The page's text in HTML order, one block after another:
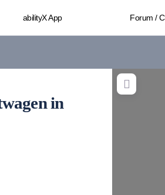
abilityX App Forum /
in